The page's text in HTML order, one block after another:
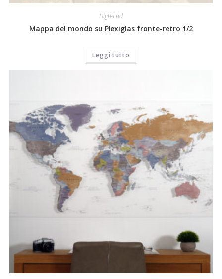
High-End
Mappa del mondo su Plexiglas fronte-retro 1/2
Leggi tutto